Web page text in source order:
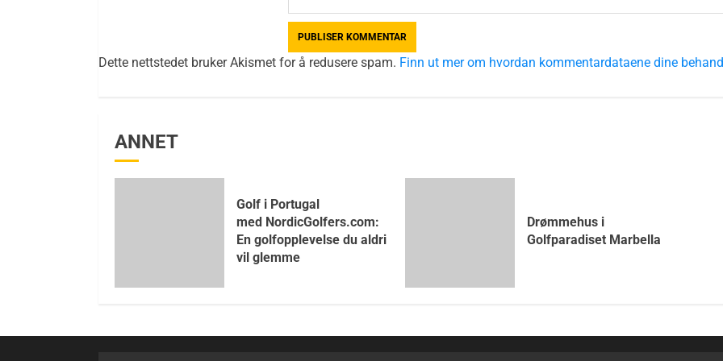
Dette nettstedet bruker Akismet for å redusere spam. Finn ut mer om hvordan kommentardataene dine
ANNET
Golf i Portugal
med NordicGolfers.com:
En golfopplevelse du aldri
vil glemme
Drømmehus i
Golfparadiset Marbella